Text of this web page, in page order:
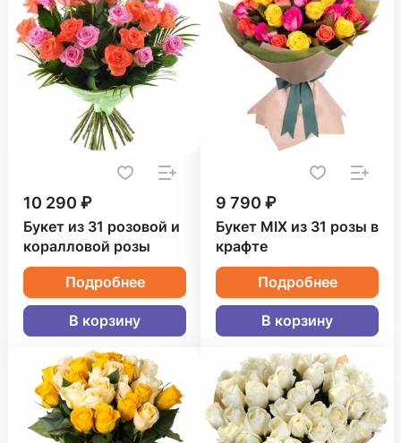
10 290 ₽
Букет из 31 розовой и
коралловой розы
Подробнее
В корзину
9 790 ₽
Букет MIX из 31 розы в
крафте
Подробнее
В корзину